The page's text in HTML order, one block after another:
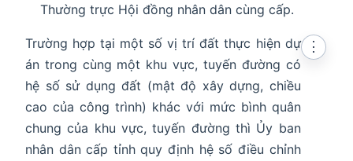
Thường trực Hội đồng nhân dân cùng cấp.
Trường hợp tại một số vị trí đất thực hiện dự
án trong cùng một khu vực, tuyến đường có
hệ số sử dụng đất (mật độ xây dựng, chiều
cao của công trình) khác với mức bình quân
chung của khu vực, tuyến đường thì Ủy ban
nhân dân cấp tỉnh quy định hệ số điều chỉnh
⋮